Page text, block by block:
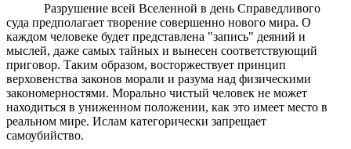
Разрушение всей Вселенной в день Справедливого
суда предполагает творение совершенно нового мира. О
каждом человеке будет представлена "запись" деяний и
мыслей, даже самых тайных и вынесен соответствующий
приговор. Таким образом, восторжествует принцип
верховенства законов морали и разума над физическими
закономерностями. Морально чистый человек не может
находиться в униженном положении, как это имеет место в
реальном мире. Ислам категорически запрещает
самоубийство.